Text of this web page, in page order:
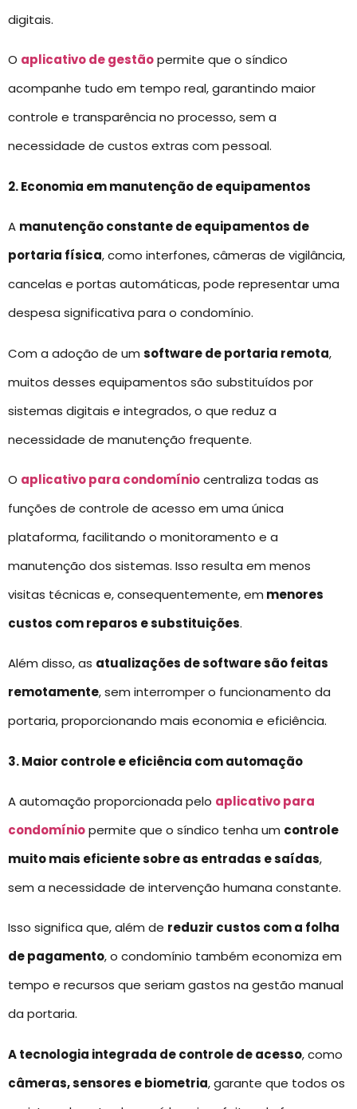
digitais.
O aplicativo de gestãopermite que o síndico
acompanhe tudo em tempo real, garantindo maior
controle e transparência no processo, sem a
necessidade de custos extras com pessoal.
2. Economia em manutenção de equipamentos
A manutenção constante de equipamentos de
portaria física, como interfones, câmeras de vigilância,
cancelas e portas automáticas, pode representar uma
despesa significativa para o condomínio.
Com a adoção de um software de portaria remota,
muitos desses equipamentos são substituídos por
sistemas digitais e integrados, o que reduz a
necessidade de manutenção frequente.
O aplicativo para condomíniocentraliza todas as
funções de controle de acesso em uma única
plataforma, facilitando o monitoramento e a
manutenção dos sistemas. Isso resulta em menos
visitas técnicas e, consequentemente, em menores
custos com reparos e substituições.
Além disso, as atualizações de software são feitas
remotamente, sem interromper o funcionamento da
portaria, proporcionando mais economia e eficiência.
3. Maior controle e eficiência com automação
A automação proporcionada pelo aplicativo para
condomíniopermite que o síndico tenha um controle
muito mais eficiente sobre as entradas e saídas,
sem a necessidade de intervenção humana constante.
Isso significa que, além de reduzir custos com a folha
de pagamento, o condomínio também economiza em
tempo e recursos que seriam gastos na gestão manual
da portaria.
A tecnologia integrada de controle de acesso, como
câmeras, sensores e biometria, garante que todos os